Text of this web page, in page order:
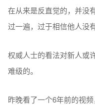
在从来是反直觉的，并没
过一遍，过于相信他人没
权威人士的看法对新人或
难级的。
昨晚看了一个6年前的视